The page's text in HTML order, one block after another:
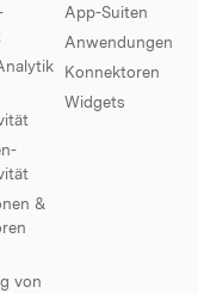
&
von
App-Suiten
Anwendungen
Konnektoren
Widgets